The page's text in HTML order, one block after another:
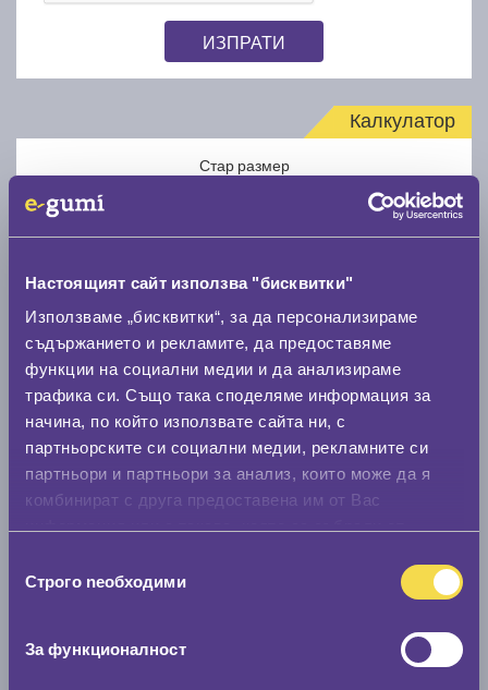
Настоящият сайт използва "бисквитки"
Използваме „бисквитки“, за да персонализираме
съдържанието и рекламите, да предоставяме
функции на социални медии и да анализираме
трафика си. Също така споделяме информация за
начина, по който използвате сайта ни, с
партньорските си социални медии, рекламните си
партньори и партньори за анализ, които може да я
комбинират с друга предоставена им от Вас
наСтрого nеобходими
За функционалност
ИЗПРАТИ
Калкулатор
Стар размер
Нов размер
Стар размер
0 мм.
Скоростомер при 100